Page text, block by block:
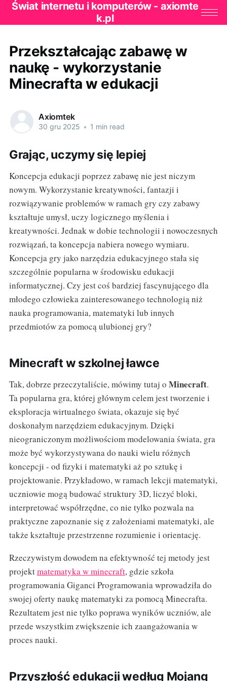
Świat internetu i komputerów - axiomte
k.pl
Przekształcając zabawę w
naukę - wykorzystanie
Minecrafta w edukacji
Axiomtek
30 gru 2025 • 1 min read
Grając, uczymy się lepiej
Koncepcja edukacji poprzez zabawę nie jest niczym
nowym. Wykorzystanie kreatywności, fantazji i
rozwiązywanie problemów w ramach gry czy zabawy
kształtuje umysł, uczy logicznego myślenia i
kreatywności. Jednak w dobie technologii i nowoczesnych
rozwiązań, ta koncepcja nabiera nowego wymiaru.
Koncepcja gry jako narzędzia edukacyjnego stała się
szczególnie popularna w środowisku edukacji
informatycznej. Czy jest coś bardziej fascynującego dla
młodego człowieka zainteresowanego technologią niż
nauka programowania, matematyki lub innych
przedmiotów za pomocą ulubionej gry?
Minecraft w szkolnej ławce
Tak, dobrze przeczytaliście, mówimy tutaj o Minecraft.
Ta popularna gra, której głównym celem jest tworzenie i
eksploracja wirtualnego świata, okazuje się być
doskonałym narzędziem edukacyjnym. Dzięki
nieograniczonym możliwościom modelowania świata, gra
może być wykorzystywana do nauki wielu różnych
koncepcji - od fizyki i matematyki aż po sztukę i
projektowanie. Przykładowo, w ramach lekcji matematyki,
uczniowie mogą budować struktury 3D, liczyć bloki,
interpretować współrzędne, co nie tylko pozwala na
praktyczne zapoznanie się z założeniami matematyki, ale
także kształtuje przestrzenne rozumienie i orientację.
Rzeczywistym dowodem na efektywność tej metody jest
projektmatematyka w minecraft, gdzie szkoła
programowania Giganci Programowania wprowadziła do
swojej oferty naukę matematyki za pomocą Minecrafta.
Rezultatem jest nie tylko poprawa wyników uczniów, ale
przede wszystkim zwiększenie ich zaangażowania w
proces nauki.
Przyszłość edukacji według Mojang